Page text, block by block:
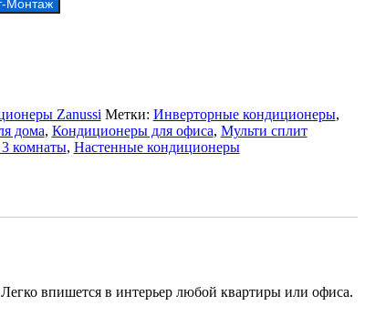
Монтаж
Zanussi Метки: Инверторные кондиционеры,
дома, Кондиционеры для офиса, Мульти сплит
комнаты, Настенные кондиционеры
впишется в интерьер любой квартиры или офиса.